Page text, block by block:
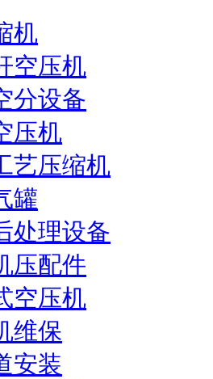
机
空压机
分设备
压机
艺压缩机
罐
处理设备
压配件
空压机
维保
安装